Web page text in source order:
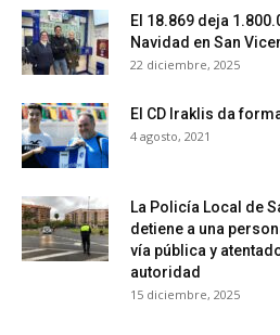
El 18.869 deja
Navidad en San
22 diciembre, 2025
El CD Iraklis da
4 agosto, 2021
La Policía Local de
detiene a una
vía pública y
autoridad
15 diciembre, 2025